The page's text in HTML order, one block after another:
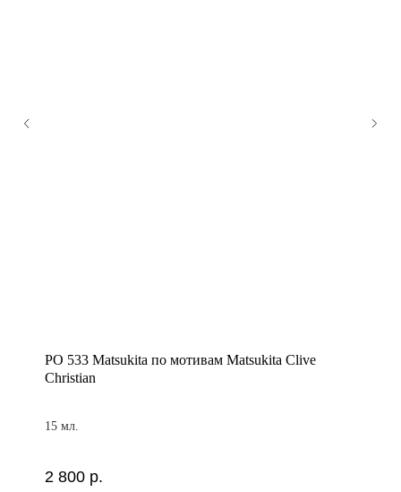
PO 533 Matsukita по мотивам Matsukita Clive
Christian
15 мл.
2 800 р.